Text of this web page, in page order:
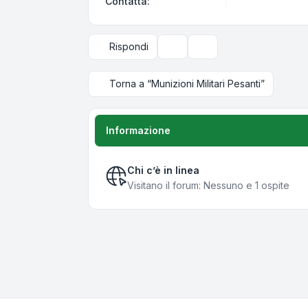
Rispondi
Torna a “Munizioni Militari Pesanti”
Informazione
Chi c’è in linea
Visitano il forum: Nessuno e 1 ospite